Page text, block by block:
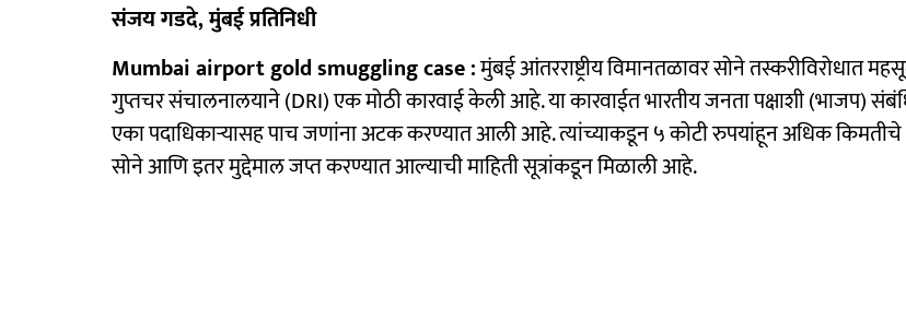
संजय गडदे, मुंबई प्रतिनिधी
Mumbai airport gold smuggling case :मुंबई आंतरराष्ट्रीय विमानतळावर सोने तस्करीविरोधात
गुप्तचर संचालनालयाने (DRI) एक मोठी कारवाई केली आहे. या कारवाईत भारतीय जनता पक्षाशी (भाजप)
एका पदाधिकाऱ्यासह पाच जणांना अटक करण्यात आली आहे. त्यांच्याकडून ५ कोटी रुपयांहून अधिक किमतीचे
सोने आणि इतर मुद्देमाल जप्त करण्यात आल्याची माहिती सूत्रांकडून मिळाली आहे.